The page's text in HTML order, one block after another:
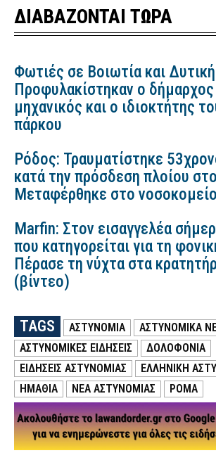
ΔΙΑΒΑΖΟΝΤΑΙ ΤΩΡΑ
Φωτιές σε Βοιωτία και
Προφυλακίστηκαν ο
μηχανικός και ο ιδιοκτήτης
πάρκου
Ρόδος: Τραυματίστηκε
κατά την πρόσδεση πλοίου
Μεταφέρθηκε στο νοσοκομείο
Marfin: Στον εισαγγελέα
που κατηγορείται για τη
Πέρασε τη νύχτα στα
(βίντεο)
TAGS ΑΣΤΥΝΟΜΙΑ
ΑΣΤΥΝΟΜΙΚΑ
ΑΣΤΥΝΟΜΙΚΕΣ ΕΙΔΗΣΕΙΣ
ΔΟΛΟΦΟΝΙΑ
ΕΙΔΗΣΕΙΣ ΑΣΤΥΝΟΜΙΑΣ
ΕΛΛΗΝΙΚΗ
ΗΜΑΘΙΑ
ΝΕΑ ΑΣΤΥΝΟΜΙΑΣ ΡΟΜΑ